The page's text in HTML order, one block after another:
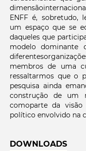
ENFF é, sobretudo,
um espaço que se
daqueles que
modelo dominante
membros de uma
ressaltarmos que o
pesquisa ainda
construção de um
comoparte da
político envolvido na
DOWNLOADS